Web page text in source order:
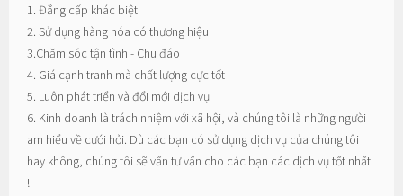
1. Đẳng cấp khác biệt
2. Sử dụng hàng hóa có thương hiệu
3.Chăm sóc tận tình - Chu đáo
4. Giá cạnh tranh mà chất lượng cực tốt
5. Luôn phát triển và đổi mới dịch vụ
6. Kinh doanh là trách nhiệm với xã hội, và chúng tôi là những người
am hiểu về cưới hỏi. Dù các bạn có sử dụng dịch vụ của chúng tôi
hay không, chúng tôi sẽ vấn tư vấn cho các bạn các dịch vụ tốt nhất
!